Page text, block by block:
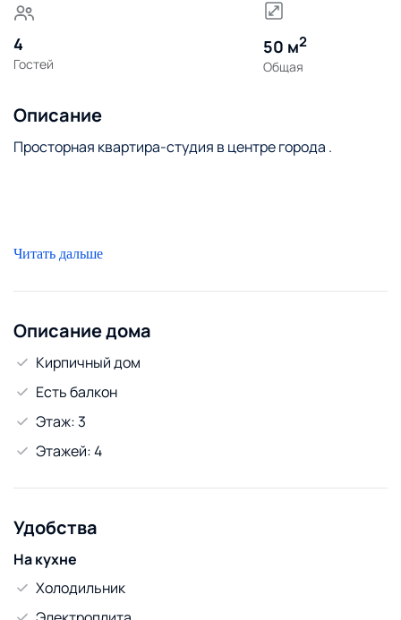
4
Гостей
50 м2
Общая
Описание
Просторная квартира-студия в центре города .
Читать дальше
Описание дома
Кирпичный дом
Есть балкон
Этаж: 3
Этажей: 4
Удобства
На кухне
Холодильник